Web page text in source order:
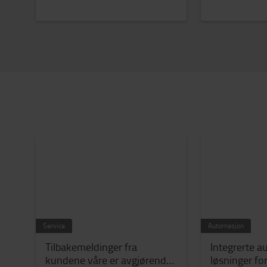
Service
Tilbakemeldinger fra
kundene våre er avgjørende
Automasjon
Integrerte
løsninger